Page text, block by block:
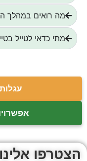
מה רואים במהלך
מתי כדאי לטייל
הצטרפו